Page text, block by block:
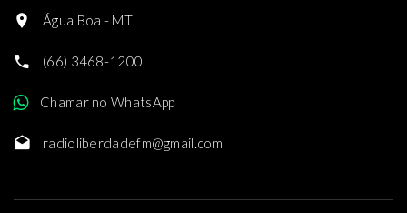
Água Boa - MT
(66) 3468-1200
Chamar no WhatsApp
radioliberdadefm@gmail.com